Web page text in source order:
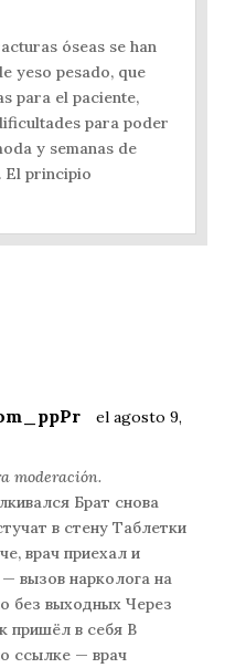
óseas se han
yeso pesado, que
para el paciente,
para poder
y semanas de
El principio
el agosto 9,
moderación.
Брат снова
в стену Таблетки
врач приехал и
вызов нарколога на
без выходных Через
пришёл в себя В
ссылке — врач